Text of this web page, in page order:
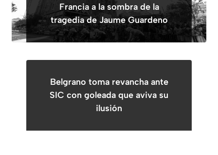
Francia a la sombra de la
tragedia de Jaume Guardeno
Belgrano toma revancha ante
SIC con goleada que aviva su
ilusión